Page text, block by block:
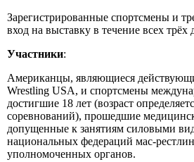
Зарегистрированные спортсмены и
вход на выставку в течение всех трёх
Участники:
Американцы, являющиеся
Wrestling USA, и спортсмены
достигшие 18 лет (возраст
соревнований), прошедшие
допущенные к занятиям силовыми
национальных федераций мас-
уполномоченных органов.